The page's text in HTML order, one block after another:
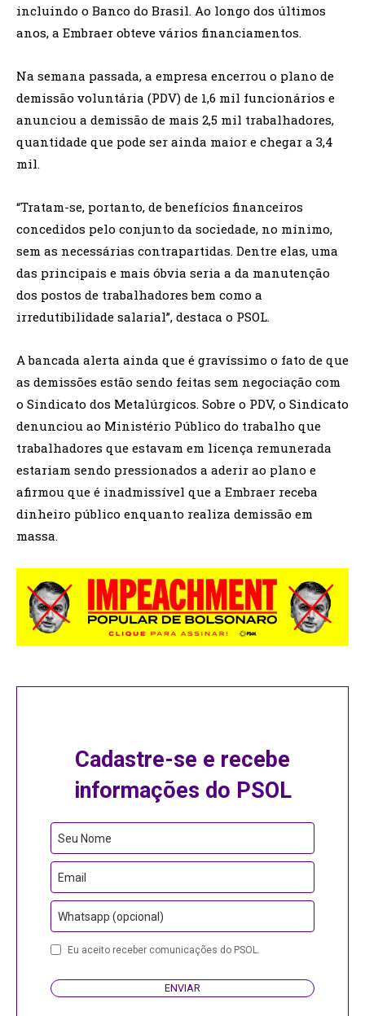
incluindo o Banco do Brasil. Ao longo dos últimos
anos, a Embraer obteve vários financiamentos.
Na semana passada, a empresa encerrou o plano de
demissão voluntária (PDV) de 1,6 mil funcionários e
anunciou a demissão de mais 2,5 mil trabalhadores,
quantidade que pode ser ainda maior e chegar a 3,4
mil.
“Tratam-se, portanto, de benefícios financeiros
concedidos pelo conjunto da sociedade, no mínimo,
sem as necessárias contrapartidas. Dentre elas, uma
das principais e mais óbvia seria a da manutenção
dos postos de trabalhadores bem como a
irredutibilidade salarial”, destaca o PSOL.
A bancada alerta ainda que é gravíssimo o fato de que
as demissões estão sendo feitas sem negociação com
o Sindicato dos Metalúrgicos. Sobre o PDV, o Sindicato
denunciou ao Ministério Público do trabalho que
trabalhadores que estavam em licença remunerada
estariam sendo pressionados a aderir ao plano e
afirmou que é inadmissível que a Embraer receba
dinheiro público enquanto realiza demissão em
massa.
Cadastre-se e recebe
informações do PSOL
Seu Nome
Email
Whatsapp (opcional)
Eu aceito receber comunicações do PSOL.
ENVIAR